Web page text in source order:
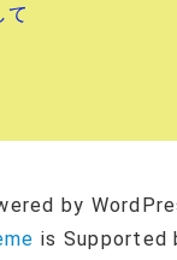
て
by
is Supported